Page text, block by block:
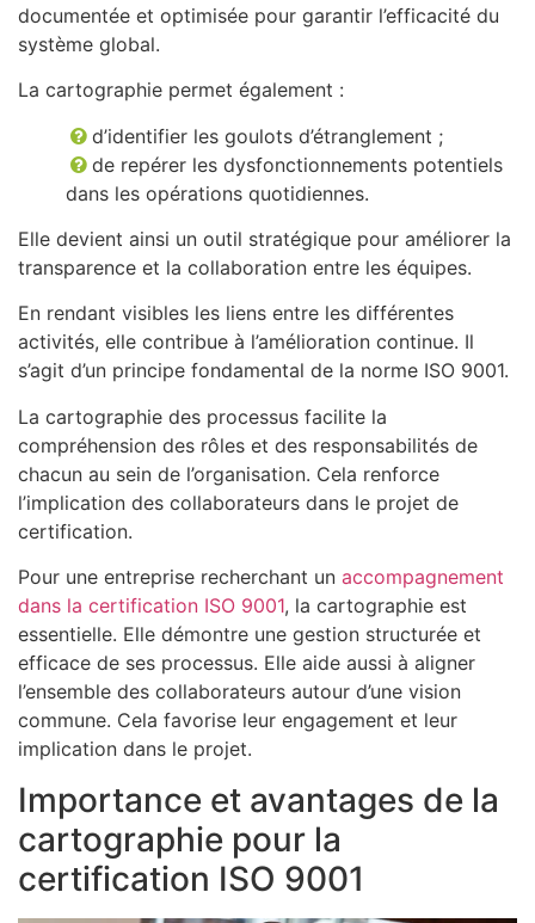
documentée et optimisée pour garantir l’efficacité du
système global.
La cartographie permet également :
d’identifier les goulots d’étranglement ;
de repérer les dysfonctionnements potentiels
dans les opérations quotidiennes.
Elle devient ainsi un outil stratégique pour améliorer la
transparence et la collaboration entre les équipes.
En rendant visibles les liens entre les différentes
activités, elle contribue à l’amélioration continue. Il
s’agit d’un principe fondamental de la norme ISO 9001.
La cartographie des processus facilite la
compréhension des rôles et des responsabilités de
chacun au sein de l’organisation. Cela renforce
l’implication des collaborateurs dans le projet de
certification.
Pour une entreprise recherchant un accompagnement
dans la certification ISO 9001, la cartographie est
essentielle. Elle démontre une gestion structurée et
efficace de ses processus. Elle aide aussi à aligner
l’ensemble des collaborateurs autour d’une vision
commune. Cela favorise leur engagement et leur
implication dans le projet.
Importance et avantages de la
cartographie pour la
certification ISO 9001